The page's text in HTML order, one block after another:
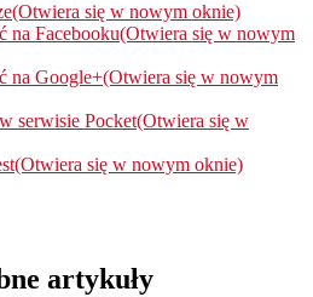
się w nowym oknie)
na Facebooku(Otwiera się w nowym
na Google+(Otwiera się w nowym
serwisie Pocket(Otwiera się w
się w nowym oknie)
artykuły